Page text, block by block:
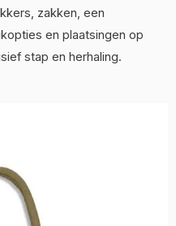
zakken, een
en plaatsingen op
stap en herhaling.